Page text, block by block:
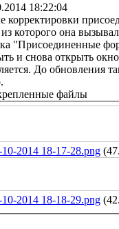
18:22:04
корректировки
которого она
"Присоединенные
и снова открыть
До обновления
файлы
10-2014 18-17-28.png
10-2014 18-18-29.png